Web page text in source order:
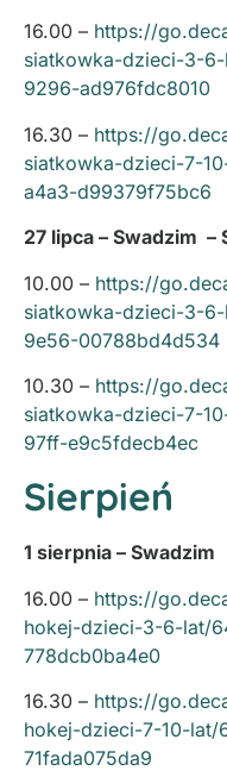
16.00 – https://
siatkowka-dzieci-3-
9296-ad976fdc8010
16.30 – https://
siatkowka-dzieci-7-
a4a3-d99379f75bc6
27 lipca – Swadzim –
10.00 – https://
siatkowka-dzieci-3-
9e56-00788bd4d534
10.30 – https://
siatkowka-dzieci-7-
97ff-e9c5fdecb4ec
Sierpień
1 sierpnia –
16.00 – https://
hokej-dzieci-3-6-lat/
778dcb0ba4e0
16.30 – https://
hokej-dzieci-7-10-
71fada075da9